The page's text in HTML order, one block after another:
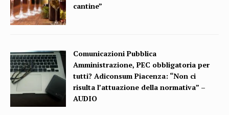
cantine”
Comunicazioni Pubblica
Amministrazione, PEC obbligatoria per
tutti? Adiconsum Piacenza: “Non ci
risulta l’attuazione della normativa” –
AUDIO